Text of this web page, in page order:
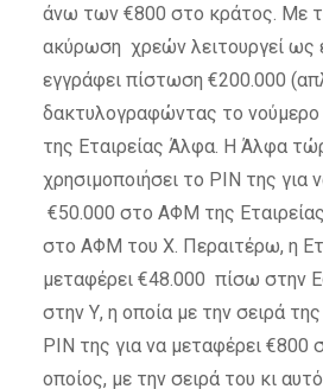
άνω των €800 στο κράτος. Με
ακύρωση χρεών λειτουργεί ως
εγγράφει πίστωση €200.000
δακτυλογραφώντας το
της Εταιρείας Άλφα. Η Άλφα
χρησιμοποιήσει το PIN της για
€50.000 στο ΑΦΜ της
στο ΑΦΜ του Χ. Περαιτέρω, η
μεταφέρει €48.000 πίσω στην
στην Υ, η οποία με την σειρά
PIN της για να μεταφέρει €800
οποίος, με την σειρά του κι